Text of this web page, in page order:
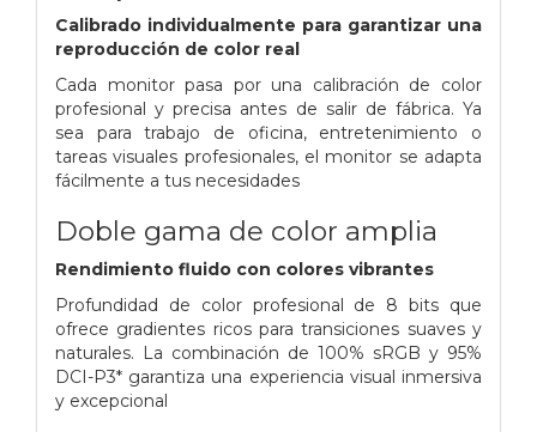
Calibrado individualmente para garantizar una
reproducción de color real
Cada monitor pasa por una calibración de color
profesional y precisa antes de salir de fábrica. Ya
sea para trabajo de oficina, entretenimiento o
tareas visuales profesionales, el monitor se adapta
fácilmente a tus necesidades
Doble gama de color amplia
Rendimiento fluido con colores vibrantes
Profundidad de color profesional de 8 bits que
ofrece gradientes ricos para transiciones suaves y
naturales. La combinación de 100% sRGB y 95%
DCI-P3* garantiza una experiencia visual inmersiva
y excepcional